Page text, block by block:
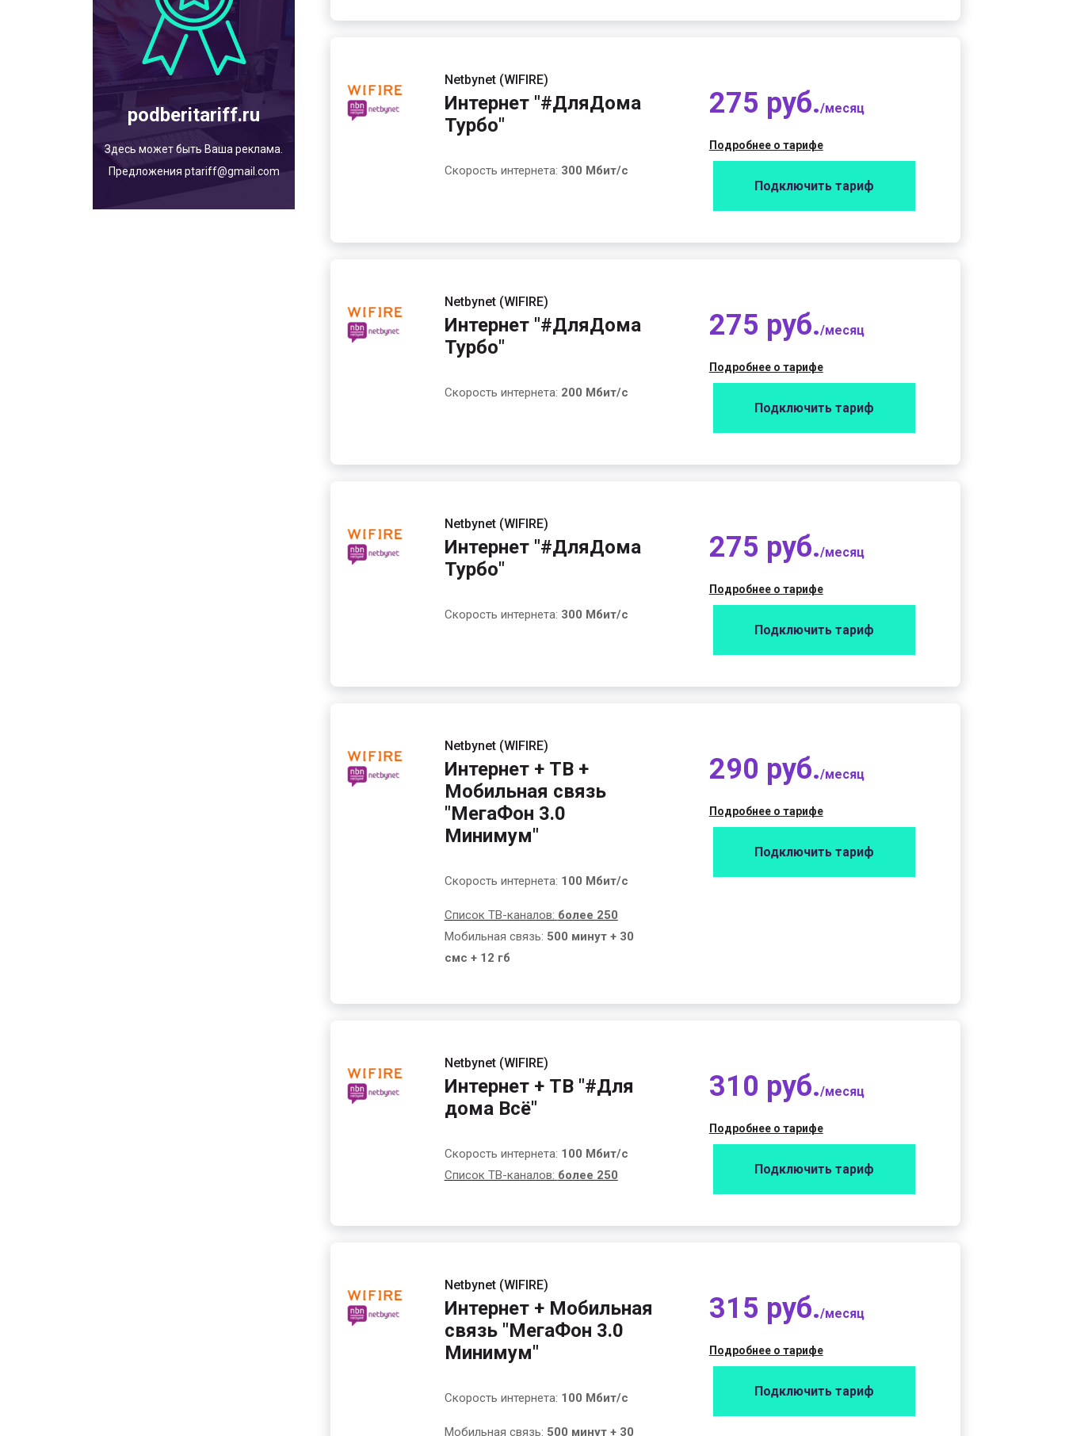
podberitariff.ru
Здесь может быть Ваша реклама.
Предложения ptariff@gmail.com
Netbynet (WIFIRE)
Интернет "#ДляДома
Турбо"
Скорость интернета: 300 Мбит/с
275 руб./месяц
Подробнее о тарифе
Подключить тариф
Netbynet (WIFIRE)
Интернет "#ДляДома
Турбо"
Скорость интернета: 200 Мбит/с
275 руб./месяц
Подробнее о тарифе
Подключить тариф
Netbynet (WIFIRE)
Интернет "#ДляДома
Турбо"
Скорость интернета: 300 Мбит/с
275 руб./месяц
Подробнее о тарифе
Подключить тариф
Netbynet (WIFIRE)
Интернет + ТВ +
Мобильная связь
"МегаФон 3.0
Минимум"
Скорость интернета: 100 Мбит/с
Список ТВ-каналов: более 250
Мобильная связь: 500 минут + 30
смс + 12 гб
290 руб./месяц
Подробнее о тарифе
Подключить тариф
Netbynet (WIFIRE)
Интернет + ТВ "#Для
дома Всё"
Скорость интернета: 100 Мбит/с
Список ТВ-каналов: более 250
310 руб./месяц
Подробнее о тарифе
Подключить тариф
Netbynet (WIFIRE)
Интернет + Мобильная
связь "МегаФон 3.0
Минимум"
Скорость интернета: 100 Мбит/с
Мобильная связь: 500 минут + 30
315 руб./месяц
Подробнее о тарифе
Подключить тариф